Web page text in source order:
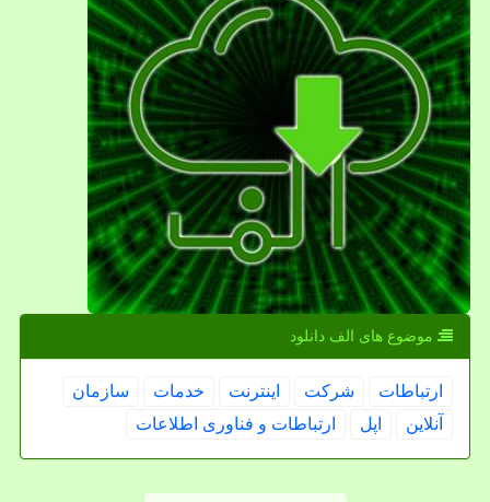
موضوع های الف دانلود
ارتباطات شركت اینترنت خدمات
سازمان
آنلاین
اپل ارتباطات و فناوری اطلاعات